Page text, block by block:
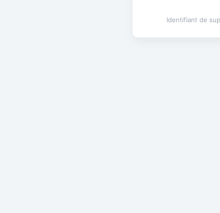
Identifiant de